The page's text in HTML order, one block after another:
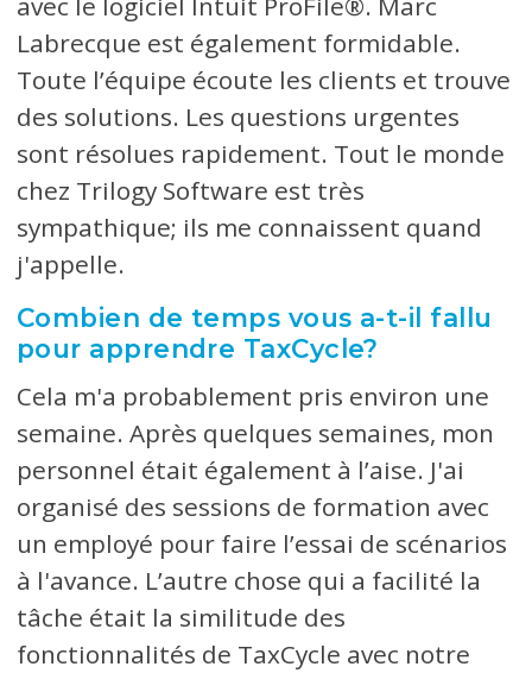
Labrecque est également formidable.
Toute l’équipe écoute les clients et trouve
des solutions. Les questions urgentes
sont résolues rapidement. Tout le monde
chez Trilogy Software est très
sympathique; ils me connaissent quand
j'appelle.
Combien de temps vous a-t-il fallu
pour apprendre TaxCycle?
Cela m'a probablement pris environ une
semaine. Après quelques semaines, mon
personnel était également à l’aise. J'ai
organisé des sessions de formation avec
un employé pour faire l’essai de scénarios
à l'avance. L’autre chose qui a facilité la
tâche était la similitude des
fonctionnalités de TaxCycle avec notre